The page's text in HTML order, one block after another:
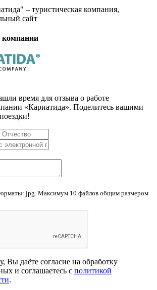
– туристическая компания,
сайт
компании
время для отзыва о работе
«Кариатида». Поделитесь вашими
jpg. Максимум 10 файлов общим размером
Вы даёте согласие на обработку
и соглашаетесь с политикой
.